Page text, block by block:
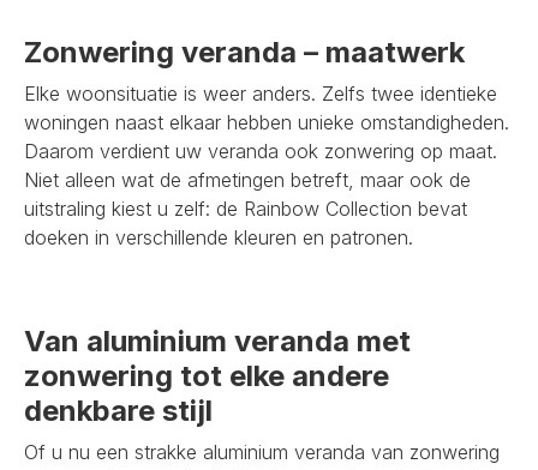
Zonwering veranda – maatwerk
Elke woonsituatie is weer anders. Zelfs twee identieke
woningen naast elkaar hebben unieke omstandigheden.
Daarom verdient uw veranda ook zonwering op maat.
Niet alleen wat de afmetingen betreft, maar ook de
uitstraling kiest u zelf: de Rainbow Collection bevat
doeken in verschillende kleuren en patronen.
Van aluminium veranda met
zonwering tot elke andere
denkbare stijl
Of u nu een strakke aluminium veranda van zonwering